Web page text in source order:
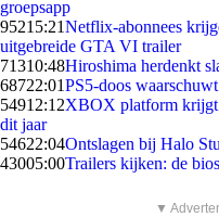
groepsapp
95215:21Netflix-abonnees
uitgebreide GTA VI trailer
71310:48Hiroshima herdenkt
68722:01PS5-doos
54912:12XBOX platform krijgt
dit jaar
54622:04Ontslagen bij Halo
43005:00Trailers kijken: de
▼